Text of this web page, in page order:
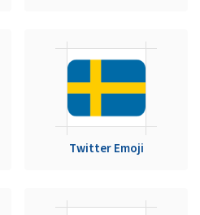
Twitter Emoji